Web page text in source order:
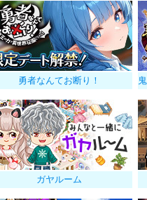
勇者なんてお断り！
ガヤルーム